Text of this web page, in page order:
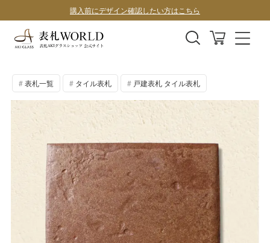
表札全商品、全国送料無料！
デザインサンプル1案100円
表札一覧 タイル表札 戸建表札 タイル表札